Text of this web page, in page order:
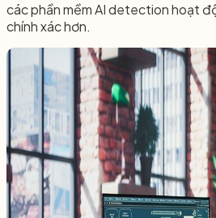
các phần mềm AI detection hoạt
chính xác hơn.